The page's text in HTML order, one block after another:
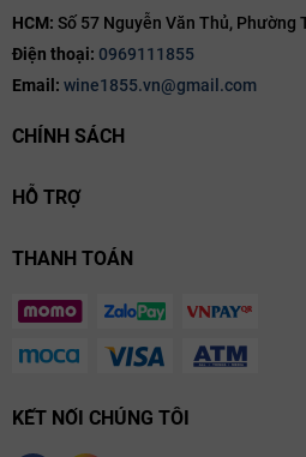
HCM: Số 57 Nguyễn Văn Thủ, Phường
Điện thoại: 0969111855
Email: wine1855.vn@gmail.com
CHÍNH SÁCH
HỖ TRỢ
THANH TOÁN
KẾT NỐI CHÚNG TÔI